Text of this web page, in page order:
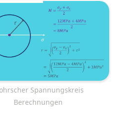
Spannungskreis
Berechnungen